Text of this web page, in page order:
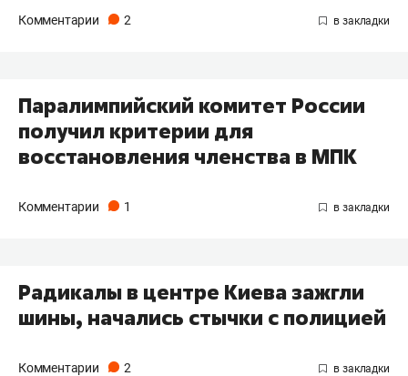
Комментарии 2
Паралимпийский комитет России
получил критерии для
восстановления членства в МПК
Комментарии 1
Радикалы в центре Киева зажгли
шины, начались стычки с полицией
Комментарии 2